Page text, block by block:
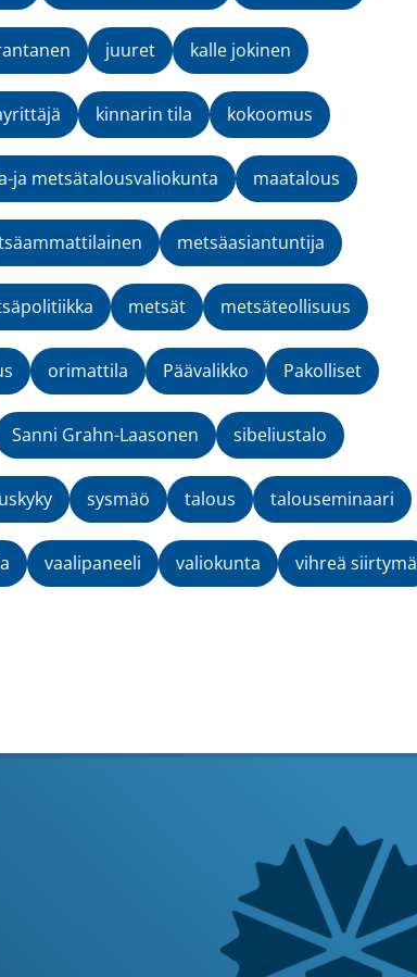
juuret kalle jokinen
kinnarin tila kokoomus
ja metsätalousvaliokunta maatalous
metsäasiantuntija
metsät metsäteollisuus
orimattila Päävalikko Pakolliset
Sanni Grahn-Laasonen sibeliustalo
sysmäö talous talouseminaari
vaalipaneeli valiokunta vihreä siirtymä